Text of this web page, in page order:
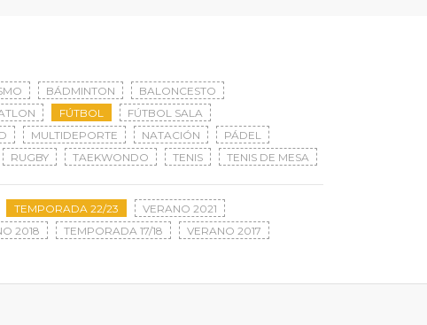
BÁDMINTON
BALONCESTO
FÚTBOL
FÚTBOL SALA
MULTIDEPORTE NATACIÓN
PÁDEL
RUGBY TAEKWONDO TENIS TENIS DE MESA
TEMPORADA 22/23
VERANO 2021
2018 TEMPORADA 17/18
VERANO 2017